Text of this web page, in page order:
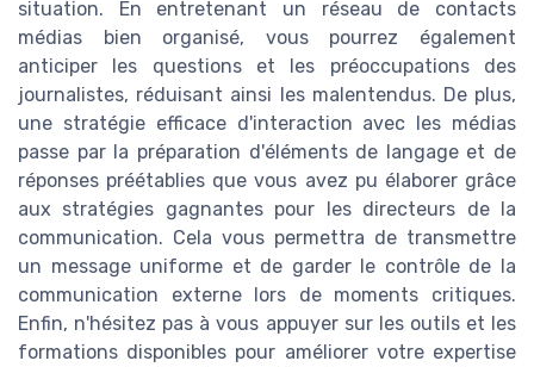
situation. En entretenant un réseau de contacts
médias bien organisé, vous pourrez également
anticiper les questions et les préoccupations des
journalistes, réduisant ainsi les malentendus. De plus,
une stratégie efficace d'interaction avec les médias
passe par la préparation d'éléments de langage et de
réponses préétablies que vous avez pu élaborer grâce
aux stratégies gagnantes pour les directeurs de la
communication. Cela vous permettra de transmettre
un message uniforme et de garder le contrôle de la
communication externe lors de moments critiques.
Enfin, n'hésitez pas à vous appuyer sur les outils et les
formations disponibles pour améliorer votre expertise